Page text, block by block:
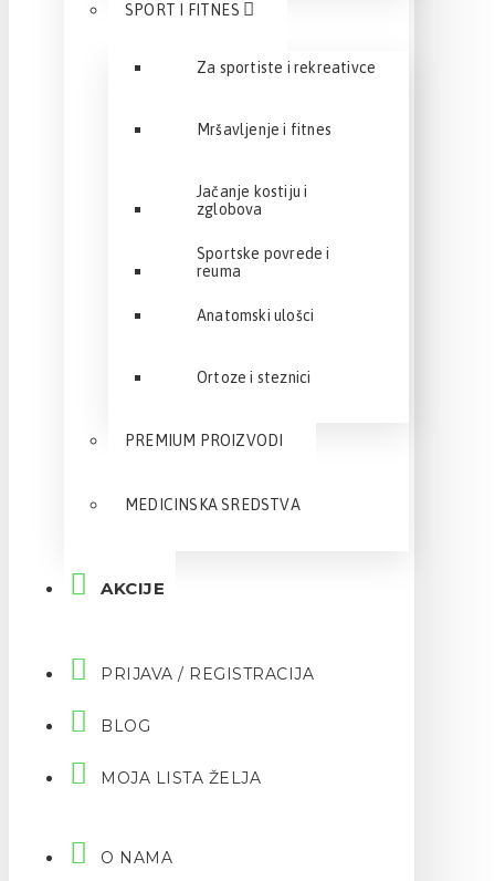
SPORT I FITNES
Za sportiste i rekreativce
Mršavljenje i fitnes
Jačanje kostiju i
zglobova
Sportske povrede i
reuma
Anatomski ulošci
Ortoze i steznici
PREMIUM PROIZVODI
MEDICINSKA SREDSTVA
AKCIJE
PRIJAVA / REGISTRACIJA
BLOG
MOJA LISTA ŽELJA
O NAMA